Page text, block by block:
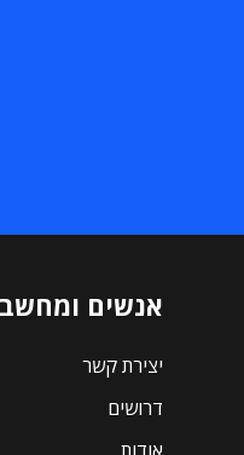
אנשים
יצירת קשר
דרושים